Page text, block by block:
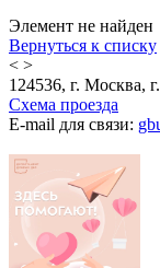
Элемент не найден
Вернуться к списку
< >
124536, г. Москва,
Схема проезда
E-mail для связи: